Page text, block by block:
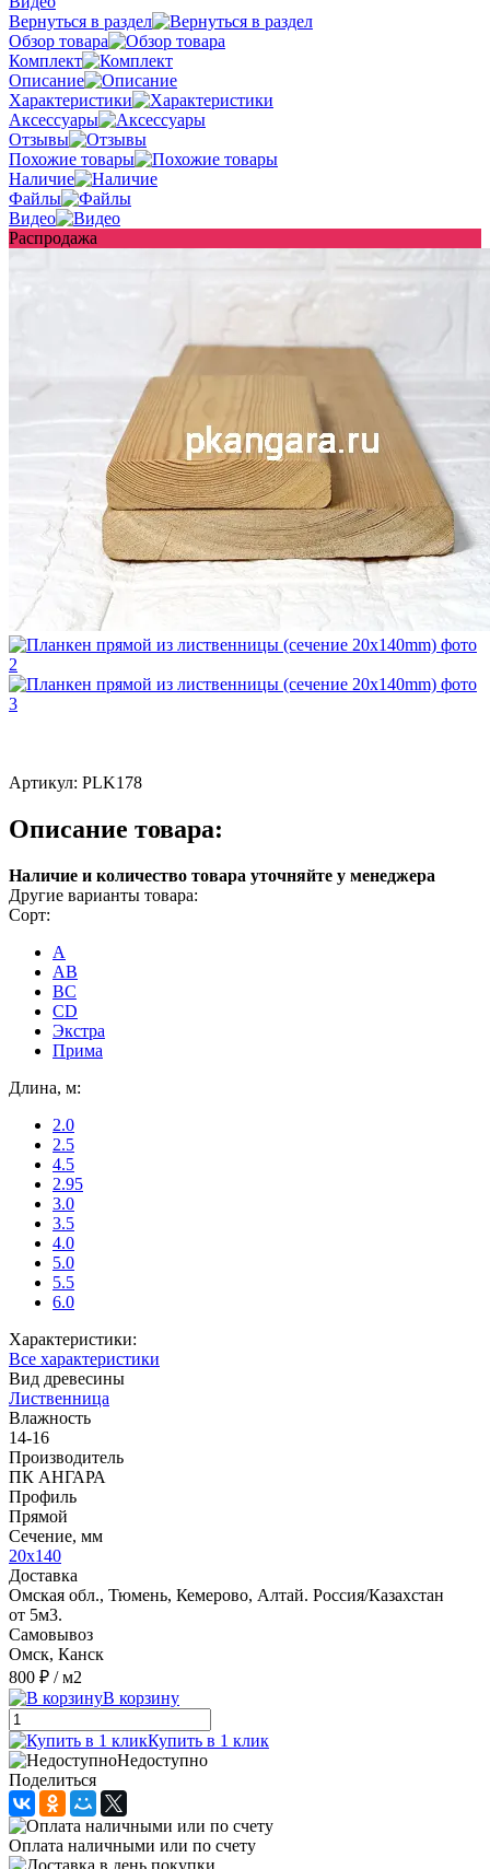
Вернуться в раздел
Обзор товара
Комплект
Описание
Характеристики
Аксессуары
Отзывы
Похожие товары
Наличие
Файлы
Видео
Распродажа
Артикул: PLK178
Описание товара:
Наличие и количество товара уточняйте у менеджера
Другие варианты товара:
Сорт:
A
AB
ВС
CD
Экстра
Прима
Длина, м:
2.0
2.5
4.5
2.95
3.0
3.5
4.0
5.0
5.5
6.0
Характеристики:
Все характеристики
Вид древесины
Лиственница
Влажность
14-16
Производитель
ПК АНГАРА
Профиль
Прямой
Сечение, мм
20х140
Доставка
Омская обл., Тюмень, Кемерово, Алтай. Россия/Казахстан
от 5м3.
Самовывоз
Омск, Канск
800 ₽ / м2
В корзину
Купить в 1 клик
Недоступно
Поделиться
Оплата наличными или по счету